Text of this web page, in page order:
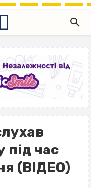
під час
(ВІДЕО)